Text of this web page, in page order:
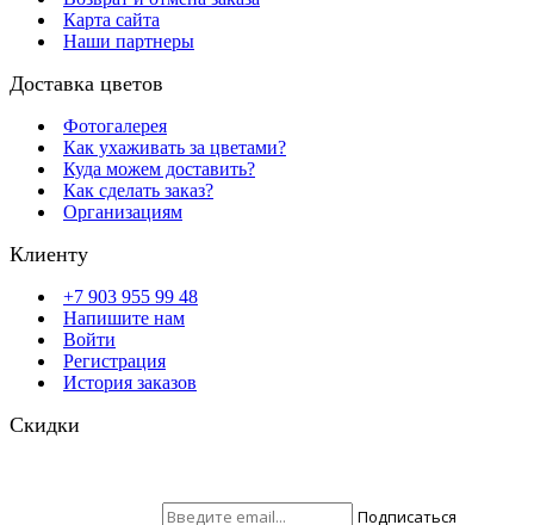
Карта сайта
Наши партнеры
Доставка цветов
Фотогалерея
Как ухаживать за цветами?
Куда можем доставить?
Как сделать заказ?
Организациям
Клиенту
+7 903 955 99 48
Напишите нам
Войти
Регистрация
История заказов
Скидки
Подписаться